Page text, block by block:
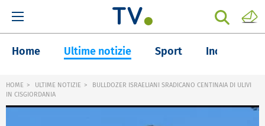
Home Ultime notizie Sport Inchieste
HOME ULTIME NOTIZIE
BULLDOZER ISRAELIANI SRADICANO CENTINAIA DI ULIVI
IN CISGIORDANIA